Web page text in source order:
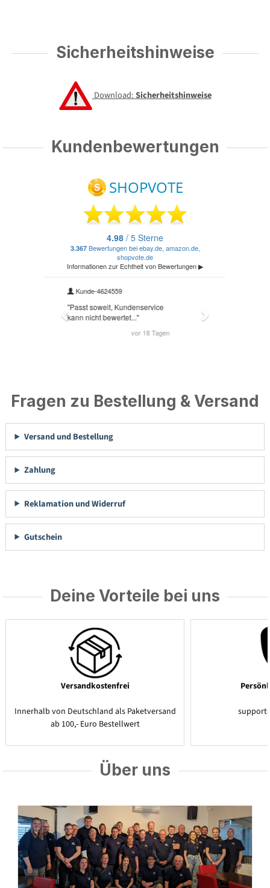
Sicherheitshinweise
Download:Sicherheitshinweise
Kundenbewertungen
Fragen zu Bestellung & Versand
Versand und Bestellung
Zahlung
Reklamation und Widerruf
Gutschein
Deine Vorteile bei uns
Versandkostenfrei
Innerhalb von Deutschland als Paketversand
ab 100,- Euro Bestellwert
Über uns